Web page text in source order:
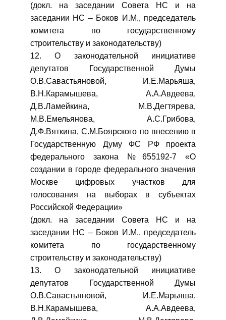
(докл. на заседании Совета НС и на
заседании НС – Боков И.М., председатель
комитета по государственному
строительству и законодательству)
12. О законодательной инициативе
депутатов Государственной Думы
О.В.Савастьяновой, И.Е.Марьяша,
В.Н.Карамышева, А.А.Авдеева,
Д.В.Ламейкина, М.В.Дегтярева,
М.В.Емельянова, А.С.Грибова,
Д.Ф.Вяткина, С.М.Боярского по внесению в
Государственную Думу ФС РФ проекта
федерального закона №655192-7 «О
создании в городе федерального значения
Москве цифровых участков для
голосования на выборах в субъектах
Российской Федерации»
(докл. на заседании Совета НС и на
заседании НС – Боков И.М., председатель
комитета по государственному
строительству и законодательству)
13. О законодательной инициативе
депутатов Государственной Думы
О.В.Савастьяновой, И.Е.Марьяша,
В.Н.Карамышева, А.А.Авдеева,